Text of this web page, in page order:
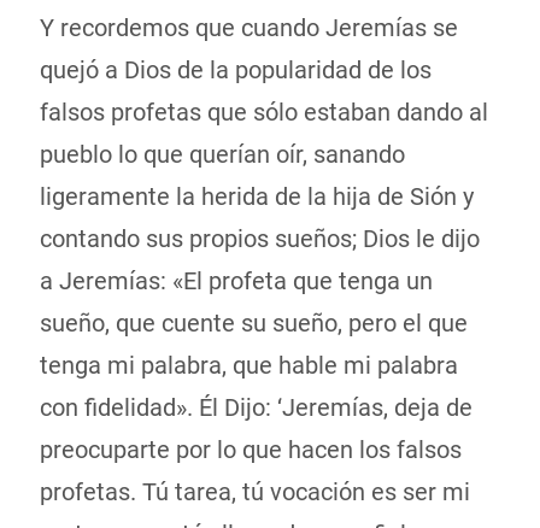
Y recordemos que cuando Jeremías se
quejó a Dios de la popularidad de los
falsos profetas que sólo estaban dando al
pueblo lo que querían oír, sanando
ligeramente la herida de la hija de Sión y
contando sus propios sueños; Dios le dijo
a Jeremías: «El profeta que tenga un
sueño, que cuente su sueño, pero el que
tenga mi palabra, que hable mi palabra
con fidelidad». Él Dijo: ‘Jeremías, deja de
preocuparte por lo que hacen los falsos
profetas. Tú tarea, tú vocación es ser mi